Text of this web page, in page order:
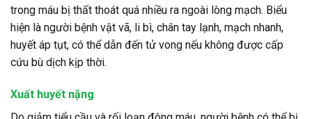
trong máu bị thất thoát quá nhiều ra ngoài lòng mạch. Biểu
hiện là người bệnh vật vã, li bì, chân tay lạnh, mạch nhanh,
huyết áp tụt, có thể dẫn đến tử vong nếu không được cấp
cứu bù dịch kịp thời.
Xuất huyết nặng